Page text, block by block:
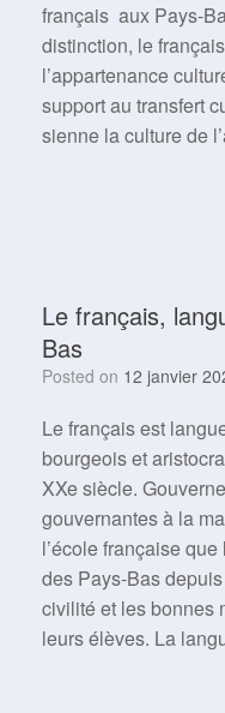
français aux Pays-
distinction, le
l’appartenance
support au transfert
sienne la culture de
Le français,
Bas
Posted on 12 janvier
Le français est
bourgeois et
XXe siècle.
gouvernantes à la
l’école française
des Pays-Bas
civilité et les bonnes
leurs élèves. La